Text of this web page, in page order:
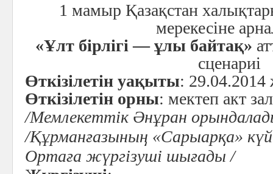
1 мамыр Қазақстан
мерекесіне
«Ұлт бірлігі — ұлы байтақ»
сценариі
Өткізілетін уақыты: 29.04.2014
Өткізілетін орны: мектеп акт
/Мемлекеттік Әнұран
/Құрманғазының «Сарыарқа»
Ортаға жүргізуші шығады /